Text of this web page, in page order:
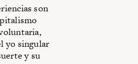
son
yo singular
y su